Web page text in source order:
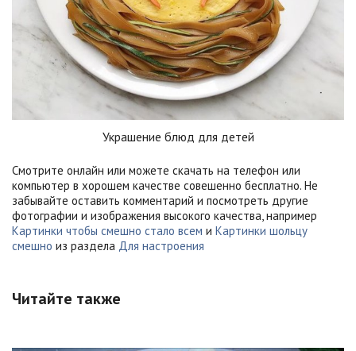
Украшение блюд для детей
Смотрите онлайн или можете скачать на телефон или
компьютер в хорошем качестве совешенно бесплатно. Не
забывайте оставить комментарий и посмотреть другие
фотографии и изображения высокого качества, например
Картинки чтобы смешно стало всем и Картинки шольцу
смешно из раздела Для настроения
Читайте также